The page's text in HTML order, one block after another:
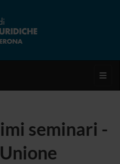
seminari -